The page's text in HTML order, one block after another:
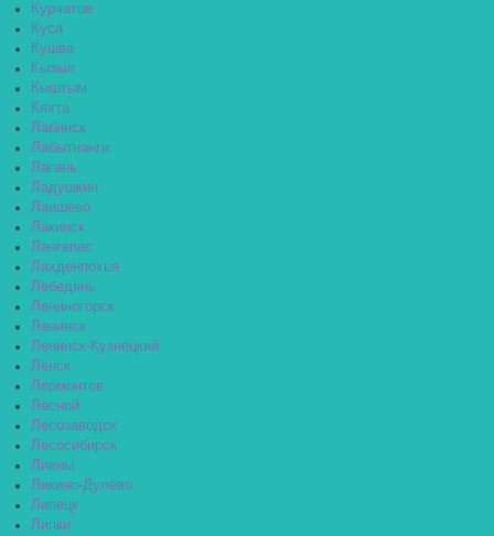
Курчатов
Куса
Кушва
Кызыл
Кыштым
Кяхта
Лабинск
Лабытнанги
Лагань
Ладушкин
Лаишево
Лакинск
Лангепас
Лахденпохья
Лебедянь
Лениногорск
Ленинск
Ленинск-Кузнецкий
Ленск
Лермонтов
Лесной
Лесозаводск
Лесосибирск
Ливны
Ликино-Дулёво
Липецк
Липки